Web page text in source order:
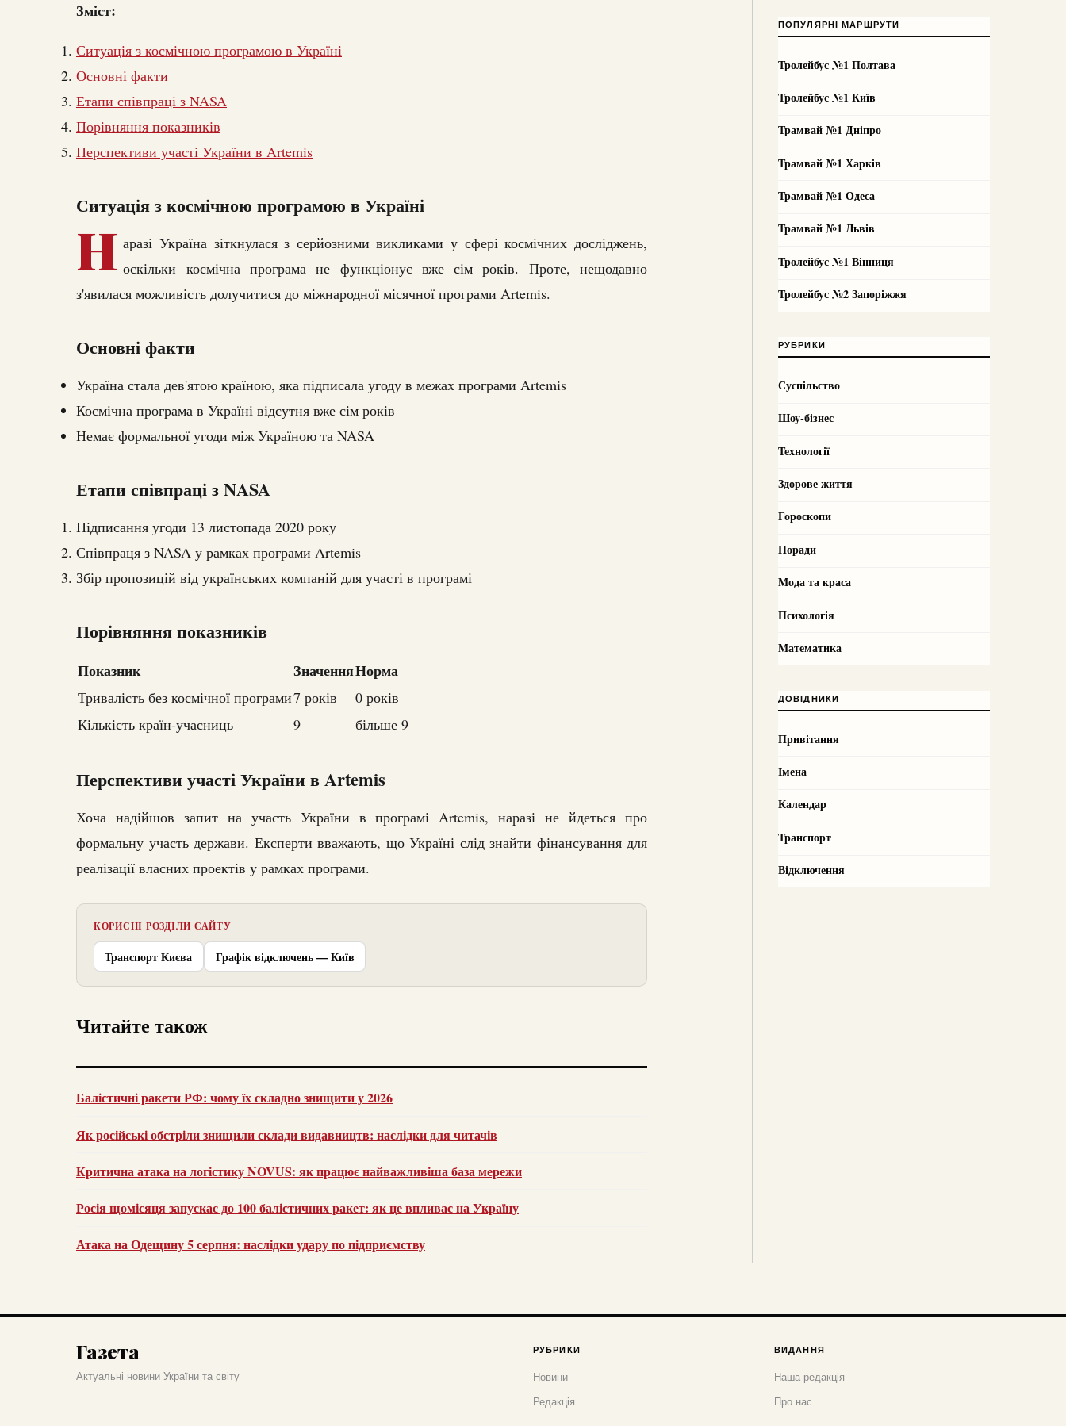
Зміст:
Ситуація з космічною програмою в Україні
Основні факти
Етапи співпраці з NASA
Порівняння показників
Перспективи участі України в Artemis
Ситуація з космічною програмою в Україні
Н аразі Україна зіткнулася з серйозними викликами у сфері космічних досліджень,
оскільки космічна програма не функціонує вже сім років. Проте, нещодавно
з'явилася можливість долучитися до міжнародної місячної програми Artemis.
Основні факти
Україна стала дев'ятою країною, яка підписала угоду в межах програми Artemis
Космічна програма в Україні відсутня вже сім років
Немає формальної угоди між Україною та NASA
Етапи співпраці з NASA
Підписання угоди 13 листопада 2020 року
Співпраця з NASA у рамках програми Artemis
Збір пропозицій від українських компаній для участі в програмі
Порівняння показників
Показник ЗначенняНорма
Тривалість без космічної програми7 років
0 років
Кількість країн-учасниць
9 більше 9
Перспективи участі України в Artemis
Хоча надійшов запит на участь України в програмі Artemis, наразі не йдеться про
формальну участь держави. Експерти вважають, що Україні слід знайти фінансування для
реалізації власних проектів у рамках програми.
КОРИСНІ РОЗДІЛИ САЙТУ
Транспорт Києва Графік відключень — Київ
Читайте також
Балістичні ракети РФ: чому їх складно знищити у 2026
Як російські обстріли знищили склади видавництв: наслідки для читачів
Критична атака на логістику NOVUS: як працює найважливіша база мережи
Росія щомісяця запускає до 100 балістичних ракет: як це впливає на Україну
Атака на Одещину 5 серпня: наслідки удару по підприємству
ПОПУЛЯРНІ МАРШРУТИ
Тролейбус №1 Полтава
Тролейбус №1 Київ
Трамвай №1 Дніпро
Трамвай №1 Харків
Трамвай №1 Одеса
Трамвай №1 Львів
Тролейбус №1 Вінниця
Тролейбус №2 Запоріжжя
РУБРИКИ
Суспільство
Шоу-бізнес
Технології
Здорове життя
Гороскопи
Поради
Мода та краса
Психологія
Математика
ДОВІДНИКИ
Привітання
Імена
Календар
Транспорт
Відключення
Газета
Актуальні новини України та світу
РУБРИКИ
Новини
Редакція
ВИДАННЯ
Наша редакція
Про нас